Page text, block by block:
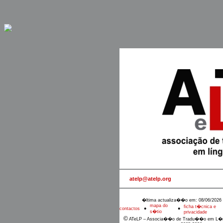
atelp@atelp.org
�ltima actualiza��o em: 08/06/2026
contactos
●
mapa do
s�tio
●
ficha t�cnica e
privacidade
© ATeLP – Associa��o de Tradu��o em